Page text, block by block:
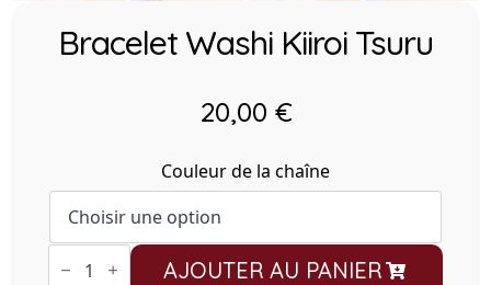
Bracelet Washi Kiiroi Tsuru
20,00 €
Couleur de la chaîne
quantité
de AJOUTER AU PANIER